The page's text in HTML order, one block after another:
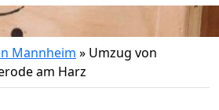
Mannheim » Umzug von
am Harz